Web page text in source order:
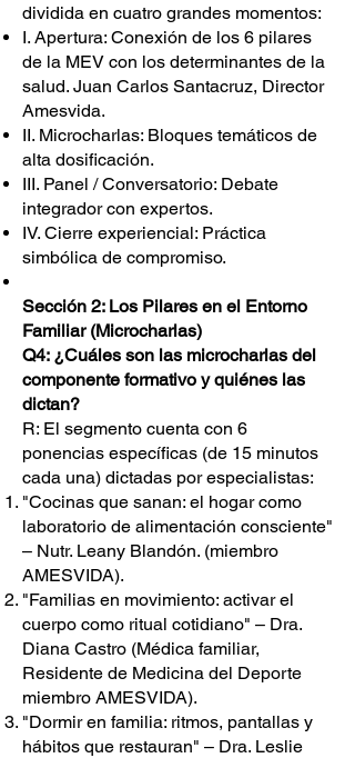
dividida en cuatro grandes momentos:
I. Apertura: Conexión de los 6 pilares
de la MEV con los determinantes de la
salud. Juan Carlos Santacruz, Director
Amesvida.
II. Microcharlas: Bloques temáticos de
alta dosificación.
III. Panel / Conversatorio: Debate
integrador con expertos.
IV. Cierre experiencial: Práctica
simbólica de compromiso.
Sección 2: Los Pilares en el Entorno
Familiar (Microcharlas)
Q4: ¿Cuáles son las microcharlas del
componente formativo y quiénes las
dictan?
R: El segmento cuenta con 6
ponencias específicas (de 15 minutos
cada una) dictadas por especialistas:
"Cocinas que sanan: el hogar como
laboratorio de alimentación consciente"
– Nutr. Leany Blandón. (miembro
AMESVIDA).
"Familias en movimiento: activar el
cuerpo como ritual cotidiano" – Dra.
Diana Castro (Médica familiar,
Residente de Medicina del Deporte
miembro AMESVIDA).
"Dormir en familia: ritmos, pantallas y
hábitos que restauran" – Dra. Leslie